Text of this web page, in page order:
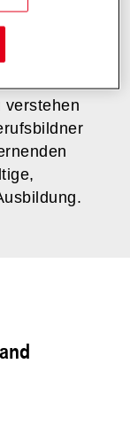
solide
Wir
und bieten
verstehen